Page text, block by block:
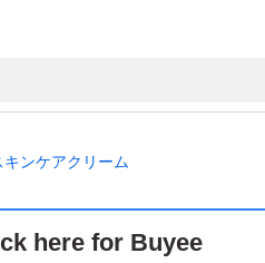
キンケアクリーム
here for Buyee